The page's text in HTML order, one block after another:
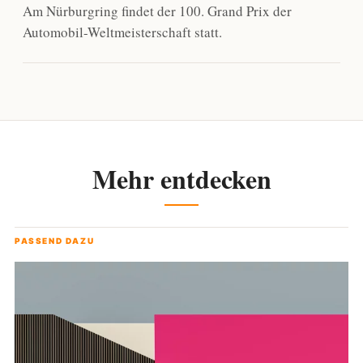
Am Nürburgring findet der 100. Grand Prix der
Automobil-Weltmeisterschaft statt.
Mehr entdecken
PASSEND DAZU